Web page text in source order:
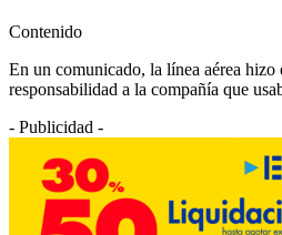
Contenido
En un comunicado, la línea aérea
responsabilidad a la compañía que
- Publicidad -